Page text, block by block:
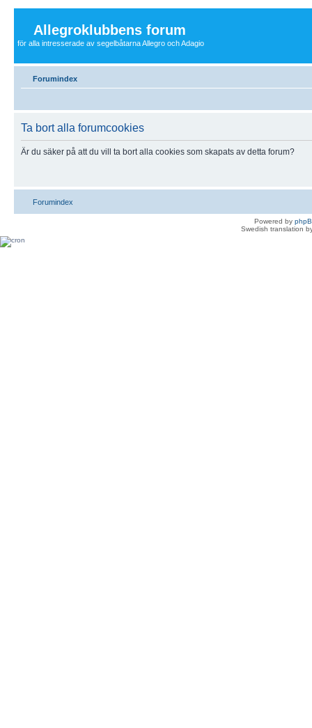
Allegroklubbens forum
för alla intresserade av segelbåtarna Allegro och Adagio
Forumindex
Ta bort alla forumcookies
Är du säker på att du vill ta bort alla cookies som skapats av detta forum?
Forumindex
Powered by
Swedish translation